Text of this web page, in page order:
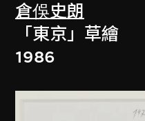
倉俁史朗
「東京」草繪
1986